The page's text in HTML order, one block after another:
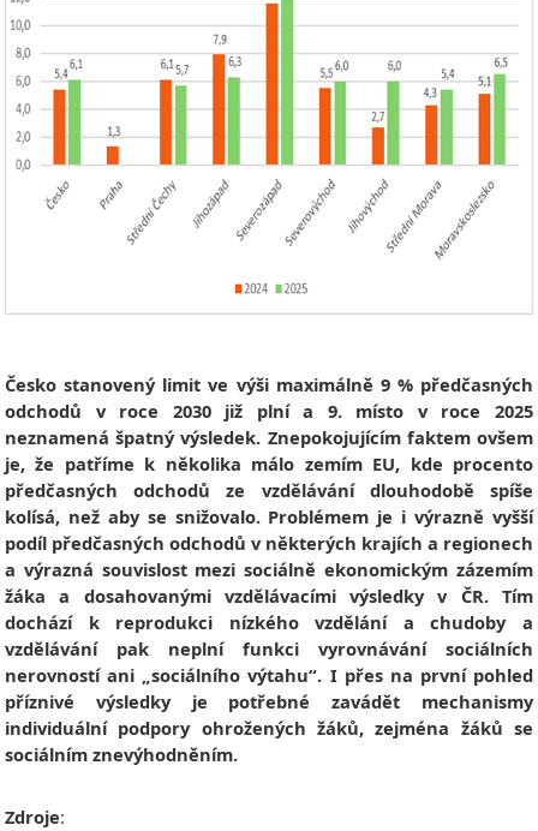
Česko stanovený limit ve výši maximálně 9 % předčasných
odchodů v roce 2030 již plní a 9. místo v roce 2025
neznamená špatný výsledek. Znepokojujícím faktem ovšem
je, že patříme k několika málo zemím EU, kde procento
předčasných odchodů ze vzdělávání dlouhodobě spíše
kolísá, než aby se snižovalo. Problémem je i výrazně vyšší
podíl předčasných odchodů v některých krajích a regionech
a výrazná souvislost mezi sociálně ekonomickým zázemím
žáka a dosahovanými vzdělávacími výsledky v ČR. Tím
dochází k reprodukci nízkého vzdělání a chudoby a
vzdělávání pak neplní funkci vyrovnávání sociálních
nerovností ani „sociálního výtahu“. I přes na první pohled
příznivé výsledky je potřebné zavádět mechanismy
individuální podpory ohrožených žáků, zejména žáků se
sociálním znevýhodněním.
Zdroje: